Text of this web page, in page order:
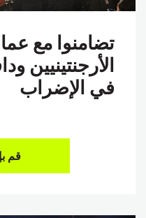
تضامنوا مع
الأرجنتينيين
في الإضراب
قم